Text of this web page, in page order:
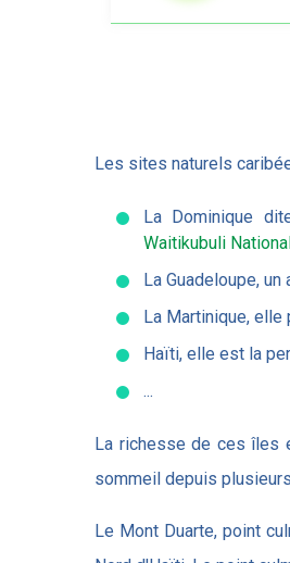
Les sites naturels
La Dominique
Waitikubuli
La Guadeloupe,
La Martinique,
Haïti, elle est la
...
La richesse de ces îles
sommeil depuis
Le Mont Duarte, point